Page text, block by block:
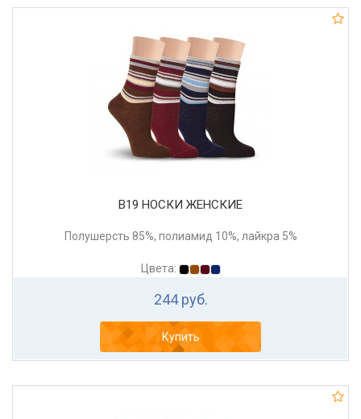
В19 НОСКИ ЖЕНСКИЕ
Полушерсть 85%, полиамид 10%, лайкра 5%
Цвета:
244 руб.
Купить